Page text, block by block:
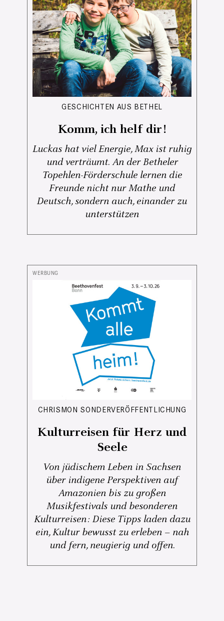
GESCHICHTEN AUS BETHEL
Komm, ich helf dir!
Luckas hat viel Energie, Max ist ruhig
und verträumt. An der Betheler
Topehlen-Förderschule lernen die
Freunde nicht nur Mathe und
Deutsch, sondern auch, einander zu
unterstützen
CHRISMON SONDERVERÖFFENTLICHUNG
Kulturreisen für Herz und
Seele
Von jüdischem Leben in Sachsen
über indigene Perspektiven auf
Amazonien bis zu großen
Musikfestivals und besonderen
Kulturreisen: Diese Tipps laden dazu
ein, Kultur bewusst zu erleben – nah
und fern, neugierig und offen.